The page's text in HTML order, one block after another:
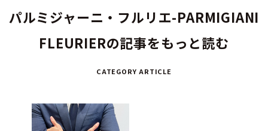
パルミジャーニ・フルリエ-PARMIGIANI
FLEURIERの記事をもっと読む
CATEGORY ARTICLE